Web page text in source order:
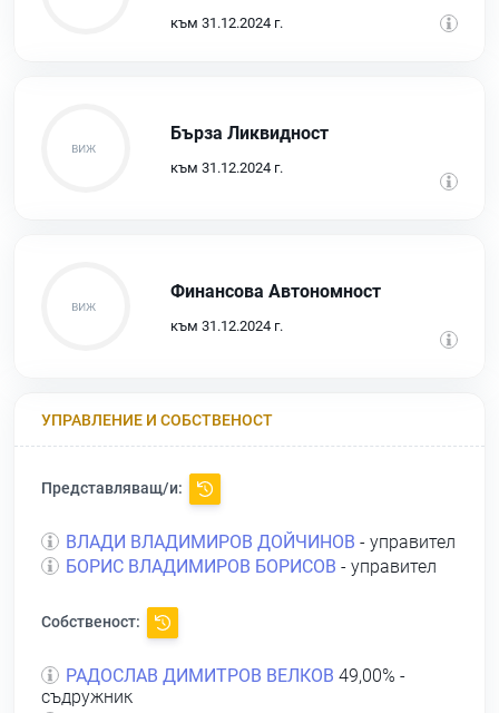
към 31.12.2024 г.
Бърза Ликвидност
към 31.12.2024 г.
Финансова Автономност
към 31.12.2024 г.
УПРАВЛЕНИЕ И СОБСТВЕНОСТ
Представляващ/и:
ВЛАДИ ВЛАДИМИРОВ ДОЙЧИНОВ - управител
БОРИС ВЛАДИМИРОВ БОРИСОВ - управител
Собственост:
РАДОСЛАВ ДИМИТРОВ ВЕЛКОВ 49,00% -
съдружник